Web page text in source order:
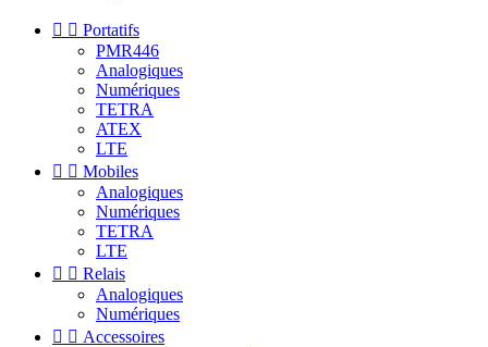
  Portatifs
PMR446
Analogiques
Numériques
TETRA
ATEX
LTE
  Mobiles
Analogiques
Numériques
TETRA
LTE
  Relais
Analogiques
Numériques
  Accessoires